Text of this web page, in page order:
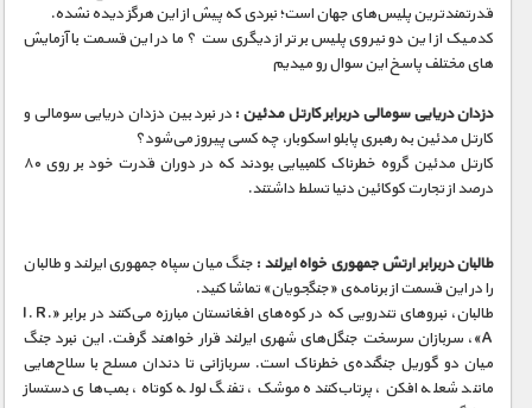
قدرتمندترین پلیس‌های جهان است؛ نبردی که پیش از این هرگز دیده نشده.
کدمیک از این دو نیروی پلیس برتر از دیگری ست ؟ ما در این قسمت با آزمایش
های مختلف پاسخ این سوال رو میدیم
دزدان دریایی سومالی دربرابر کارتل مدئین :در نبرد بین دزدان دریایی سومالی و
کارتل مدئین به رهبری پابلو اسکوبار٬ چه کسی پیروز می‌شود؟
کارتل مدئین گروه خطرناک کلمبیایی بودند که در دوران قدرت خود بر روی ۸۰
درصد از تجارت کوکائین دنیا تسلط داشتند.
طالبان دربرابر ارتش جمهوری خواه ایرلند : جنگ میان سپاه جمهوری ایرلند و طالبان
را در این قسمت از برنامه‌ی «جنگجویان» تماشا کنید.
طالبان، نبروهای تندرویی که در کوه‌های افغانستان مبارزه می‌کنند در برابر «I. R.
A»، سربازان سرسخت جنگل‌های شهری ایرلند قرار خواهند گرفت. این نبرد جنگ
میان دو گوریل جنگنده‌ی خطرناک است. سربازانی تا دندان مسلح با سلاح‌هایی
مانند شعله افکن، پرتاب‌کننده موشک، تفنگ لوله کوتاه، بمب‌های دستساز